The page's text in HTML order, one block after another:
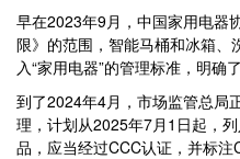
早在2023年9月，中国家用电器
限》的范围，智能马桶和冰箱、
入“家用电器”的管理标准，明确
到了2024年4月，市场监管总局
理，计划从2025年7月1日起，
品，应当经过CCC认证，并标注